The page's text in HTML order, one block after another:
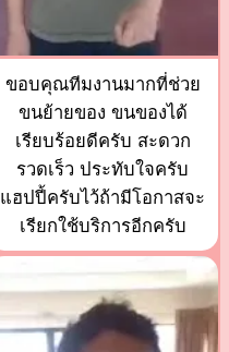
ขอบคุณทีมงานมากที่ช่วย
ขนย้ายของ ขนของได้
เรียบร้อยดีครับ สะดวก
รวดเร็ว ประทับใจครับ
แฮปปี้ครับไว้ถ้ามีโอกาสจะ
เรียกใช้บริการอีกครับ